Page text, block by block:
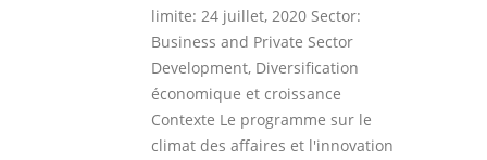
limite: 24 juillet, 2020 Sector:
Business and Private Sector
Development, Diversification
économique et croissance
Contexte Le programme sur le
climat des affaires et l'innovation